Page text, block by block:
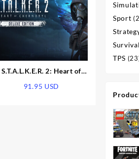
S.T.A.L.K.E.R. 2: Heart of
PRE-ORDER EU Xbox
91.95 USD
Sport
Survival
TPS